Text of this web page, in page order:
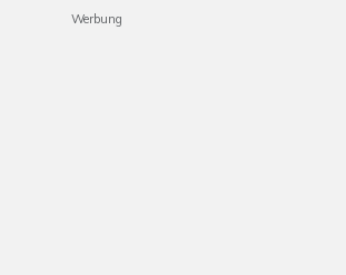
Werbung